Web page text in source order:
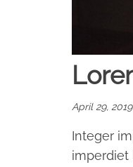
April 29, 2019
Integer
imperdiet